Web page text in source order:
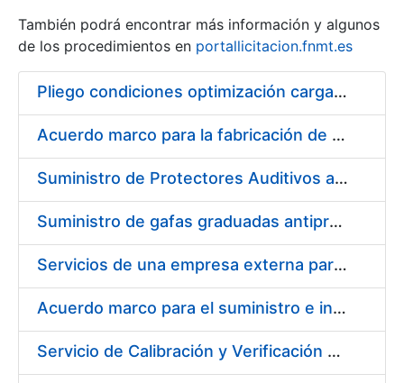
Erakutsi/Ezkutatu
También podrá encontrar más información y algunos
de los procedimientos en portallicitacion.fnmt.es
Pliego condiciones optimización cargas compras firmado
Acuerdo marco para la fabricación de piezas
Suministro de Protectores Auditivos a medida para las personas trabajadoras de los Centros de Trabajo de Madrid y Burgos
Suministro de gafas graduadas antiproyecciones para los trabajadores de la FNMT-RCM en los centros de trabajo de Madrid y Burgos
Servicios de una empresa externa para el asesoramiento y resolución de los recursos de alzada que se presentan relacionados con procesos de selección para la FNMT-RCM
Acuerdo marco para el suministro e instalación de persianas, estores y otros complementos
Servicio de Calibración y Verificación Externa de los Equipos de Medición del Servicio de Prevención de la FNMT-RCM